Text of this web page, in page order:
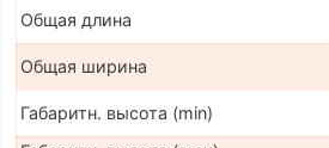
Общая длина
Общая ширина
Габаритн. высота (min)